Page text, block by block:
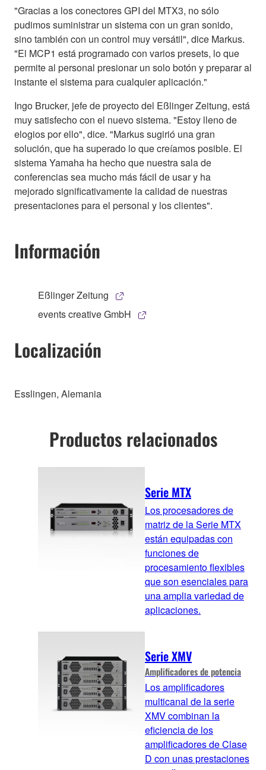
"Gracias a los conectores GPI del MTX3, no sólo
pudimos suministrar un sistema con un gran sonido,
sino también con un control muy versátil", dice Markus.
"El MCP1 está programado con varios presets, lo que
permite al personal presionar un solo botón y preparar al
instante el sistema para cualquier aplicación."
Ingo Brucker, jefe de proyecto del Eßlinger Zeitung, está
muy satisfecho con el nuevo sistema. "Estoy lleno de
elogios por ello", dice. "Markus sugirió una gran
solución, que ha superado lo que creíamos posible. El
sistema Yamaha ha hecho que nuestra sala de
conferencias sea mucho más fácil de usar y ha
mejorado significativamente la calidad de nuestras
presentaciones para el personal y los clientes".
Información
Eßlinger Zeitung
events creative GmbH
Localización
Esslingen, Alemania
Productos relacionados
Serie MTX
Los procesadores de
matriz de la Serie MTX
están equipadas con
funciones de
procesamiento flexibles
que son esenciales para
una amplia variedad de
aplicaciones.
Serie XMV
Amplificadores de potencia
Los amplificadores
multicanal de la serie
XMV combinan la
eficiencia de los
amplificadores de Clase
D con unas prestaciones